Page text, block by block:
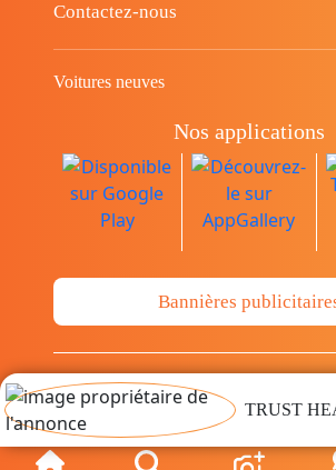
Contactez-nous
Voitures neuves
Nos applications
Bannières
© Copyright 2014-2026 Cava.tn
les droits sont